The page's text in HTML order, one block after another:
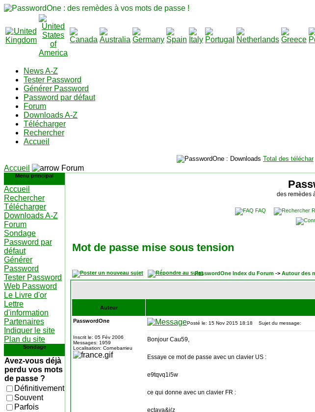
News A-Z
Tester Password
Générer Password
Password par défaut
Forum
Downloads A-Z
Télécharger
Rechercher
Accueil
Total des
Accueil
Forum
Menu principal
Accueil
Rechercher
Télécharger
Downloads A-Z
Forum
Sondage
Password par
défaut
Générer
Password
Tester Password
Web Password
Le Livre d'or
Lettre
d'information
Partenaires
Indiquer le site
Plan du site
Sondage
Avez-vous déjà
perdu vos mots
de passe ?
Définitivement
Souvent
Parfois
des remèdes
FAQ
Mot de passe mise sous tension
PasswordOne Index du Forum -> Autour des
Auteur
PasswordOne
Inscrit le: 05 Fév 2006
Messages: 1959
Localisation: Cornebarrieu
Posté le: 15 Nov 2015 18:18 Sujet du message:
Bonjour Cau59,
Essaye ce mot de passe avec un clavier US :
e9tqvq1i5w
ce qui donne avec un clavier FR :
eçtava&i(z